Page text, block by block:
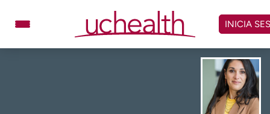
contenido
INICIA